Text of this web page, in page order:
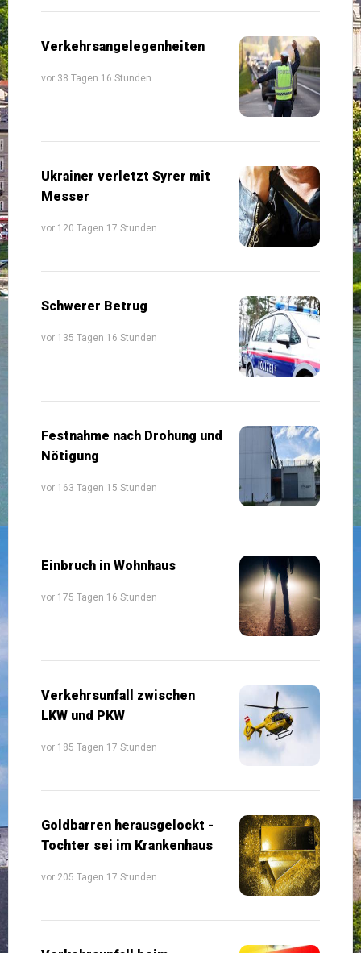
Verkehrsangelegenheiten
vor 38 Tagen 16 Stunden
Ukrainer verletzt Syrer mit
Messer
vor 120 Tagen 17 Stunden
Schwerer Betrug
vor 135 Tagen 16 Stunden
Festnahme nach Drohung und
Nötigung
vor 163 Tagen 15 Stunden
Einbruch in Wohnhaus
vor 175 Tagen 16 Stunden
Verkehrsunfall zwischen
LKW und PKW
vor 185 Tagen 17 Stunden
Goldbarren herausgelockt -
Tochter sei im Krankenhaus
vor 205 Tagen 17 Stunden